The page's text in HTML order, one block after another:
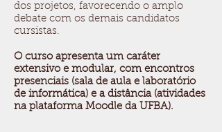
dos projetos, favorecendo o amplo
debate com os demais candidatos
cursistas.
O curso apresenta um caráter
extensivo e modular, com encontros
presenciais (sala de aula e laboratório
de informática) e a distância (atividades
na plataforma Moodle da UFBA).